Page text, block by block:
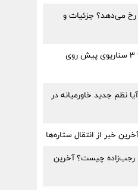
۱۴۰۵ چه زمانی رخ می‌دهد؟ جزئیات و
جنگ ایران و آمریکا تمام می‌شود؟ ۳ سناریوی پیش روی
نظم جدید خاورمیانه در
خبر از انتقال ستاره‌ها
رجب‌زاده چیست؟ آخرین